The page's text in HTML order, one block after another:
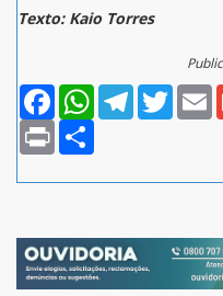
Texto: Kaio Torres
FacebookWhatsAppTelegramTwitter
Print